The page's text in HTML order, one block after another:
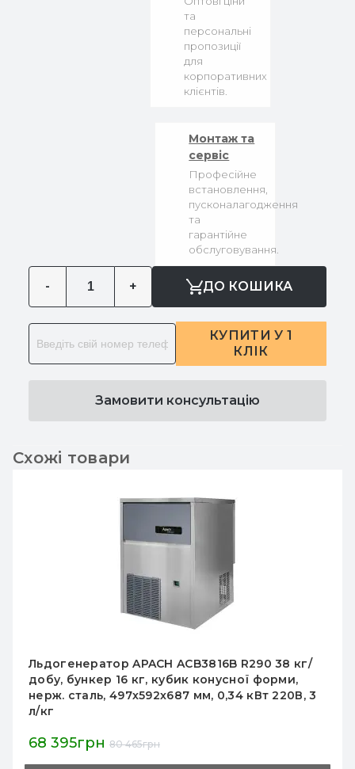
та
персональні
пропозиції
для
корпоративних
клієнтів.
Монтаж та
сервіс
Професійне
встановлення,
пусконалагодження
та
гарантійне
обслуговування.
- + ДО КОШИКА
КУПИТИ У 1
КЛІК
Замовити консультацію
Схожі товари
Льдогенератор Hurakan HKN-IMF17 заливний
пальчиковий лід 17 кг/добу, бункер 2,4 кг,
вода 3,2 л, нерж. сталь, 310x400x420 мм, для
барів, 220 В
10 084грн 11 863грн